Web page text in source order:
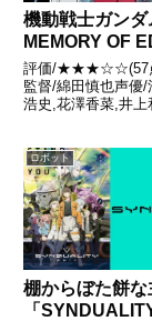
機動戦士ガンダ
MEMORY OF
評価/★★★☆☆(57
監督/綿田慎也声優
浩史,花澤香菜,井上
ずのなかった２つ
球連邦軍司令官フ
の息子、アセム・...
ロボット
棚からぼた餅な
「